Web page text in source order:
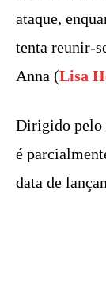
ataque,
tenta reunir-
Anna (Lisa
Dirigido pelo
é
data de